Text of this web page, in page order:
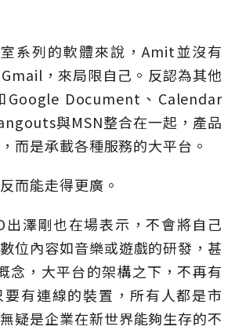
系列的軟體來說，Amit並沒有
，來局限自己。反認為其他
Google Document、Calendar
與MSN整合在一起，產品
而是承載各種服務的大平台。
而能走得更廣。
出澤剛也在場表示，不會將自己
位內容如音樂或遊戲的研發，甚
念，大平台的架構之下，不再有
有連線的裝置，所有人都是市
疑是企業在新世界能夠生存的不